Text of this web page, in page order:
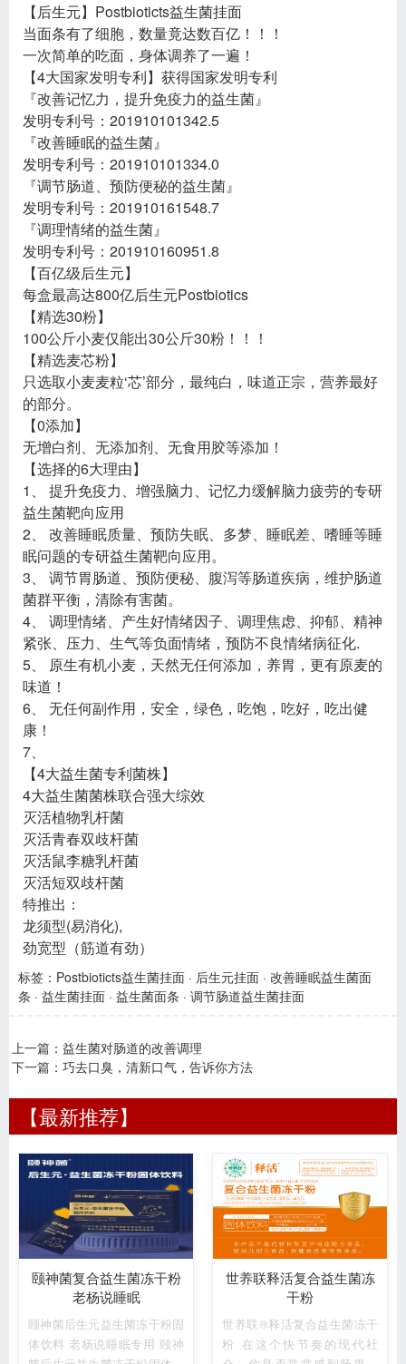
【后生元】Postbioticts益生菌挂面
当面条有了细胞，数量竟达数百亿！！！
一次简单的吃面，身体调养了一遍！
【4大国家发明专利】获得国家发明专利
『改善记忆力，提升免疫力的益生菌』
发明专利号：201910101342.5
『改善睡眠的益生菌』
发明专利号：201910101334.0
『调节肠道、预防便秘的益生菌』
发明专利号：201910161548.7
『调理情绪的益生菌』
发明专利号：201910160951.8
【百亿级后生元】
每盒最高达800亿后生元Postbiotics
【精选30粉】
100公斤小麦仅能出30公斤30粉！！！
【精选麦芯粉】
只选取小麦麦粒‘芯’部分，最纯白，味道正宗，营养最好
的部分。
【0添加】
无增白剂、无添加剂、无食用胶等添加！
【选择的6大理由】
1、 提升免疫力、增强脑力、记忆力缓解脑力疲劳的专研
益生菌靶向应用
2、 改善睡眠质量、预防失眠、多梦、睡眠差、嗜睡等睡
眠问题的专研益生菌靶向应用。
3、 调节胃肠道、预防便秘、腹泻等肠道疾病，维护肠道
菌群平衡，清除有害菌。
4、 调理情绪、产生好情绪因子、调理焦虑、抑郁、精神
紧张、压力、生气等负面情绪，预防不良情绪病征化.
5、 原生有机小麦，天然无任何添加，养胃，更有原麦的
味道！
6、 无任何副作用，安全，绿色，吃饱，吃好，吃出健
康！
7、
【4大益生菌专利菌株】
4大益生菌菌株联合强大综效
灭活植物乳杆菌
灭活青春双歧杆菌
灭活鼠李糖乳杆菌
灭活短双歧杆菌
特推出：
龙须型(易消化),
劲宽型（筋道有劲）
标签： Postbioticts益生菌挂面 · 后生元挂面 · 改善睡眠益生菌面
条 · 益生菌挂面 · 益生菌面条 · 调节肠道益生菌挂面
上一篇： 益生菌对肠道的改善调理
下一篇： 巧去口臭，清新口气，告诉你方法
【最新推荐】
颐神菌复合益生菌冻干粉
老杨说睡眠
颐神菌后生元益生菌冻干粉固
体饮料 老杨说睡眠专用 颐神
世养联释活复合益生菌冻
干粉
世养联®释活复合益生菌冻干
粉 在这个快节奏的现代社